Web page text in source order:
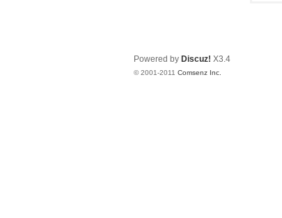
Powered by Discuz! X3.4
© 2001-2011 Comsenz Inc.